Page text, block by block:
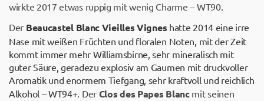
wirkte 2017 etwas ruppig mit wenig Charme – WT90.
Der Beaucastel Blanc Vieilles Vignes hatte 2014 eine irre
Nase mit weißen Früchten und floralen Noten, mit der Zeit
kommt immer mehr Williamsbirne, sehr mineralisch mit
guter Säure, geradezu explosiv am Gaumen mit druckvoller
Aromatik und enormem Tiefgang, sehr kraftvoll und reichlich
Alkohol – WT94+. Der Clos des Papes Blancmit seinen